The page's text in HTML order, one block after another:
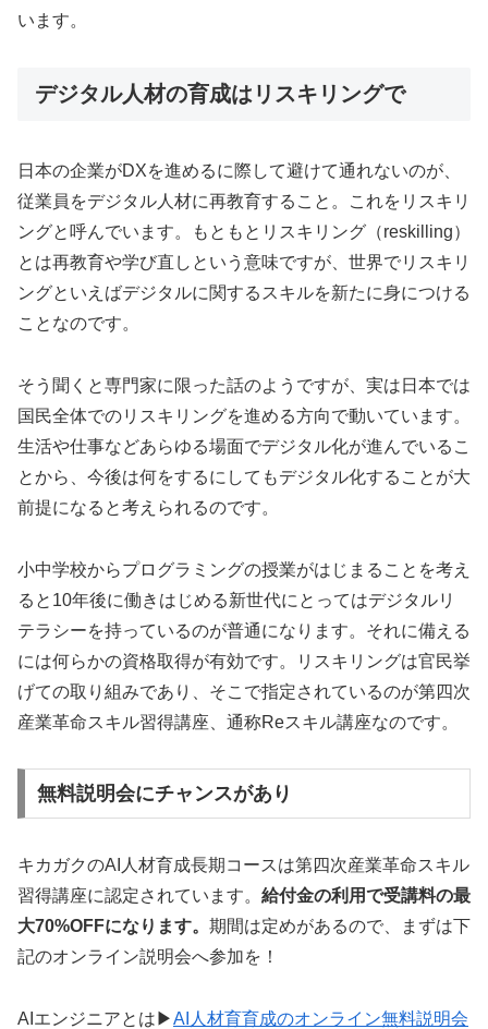
います。
デジタル人材の育成はリスキリングで
日本の企業がDXを進めるに際して避けて通れないのが、
従業員をデジタル人材に再教育すること。これをリスキリ
ングと呼んでいます。もともとリスキリング（reskilling）
とは再教育や学び直しという意味ですが、世界でリスキリ
ングといえばデジタルに関するスキルを新たに身につける
ことなのです。
そう聞くと専門家に限った話のようですが、実は日本では
国民全体でのリスキリングを進める方向で動いています。
生活や仕事などあらゆる場面でデジタル化が進んでいるこ
とから、今後は何をするにしてもデジタル化することが大
前提になると考えられるのです。
小中学校からプログラミングの授業がはじまることを考え
ると10年後に働きはじめる新世代にとってはデジタルリ
テラシーを持っているのが普通になります。それに備える
には何らかの資格取得が有効です。リスキリングは官民挙
げての取り組みであり、そこで指定されているのが第四次
産業革命スキル習得講座、通称Reスキル講座なのです。
無料説明会にチャンスがあり
キカガクのAI人材育成長期コースは第四次産業革命スキル
習得講座に認定されています。 給付金の利用で受講料の最
大70%OFFになります。 期間は定めがあるので、まずは下
記のオンライン説明会へ参加を！
AIエンジニアとは▶︎AI人材育育成のオンライン無料説明会